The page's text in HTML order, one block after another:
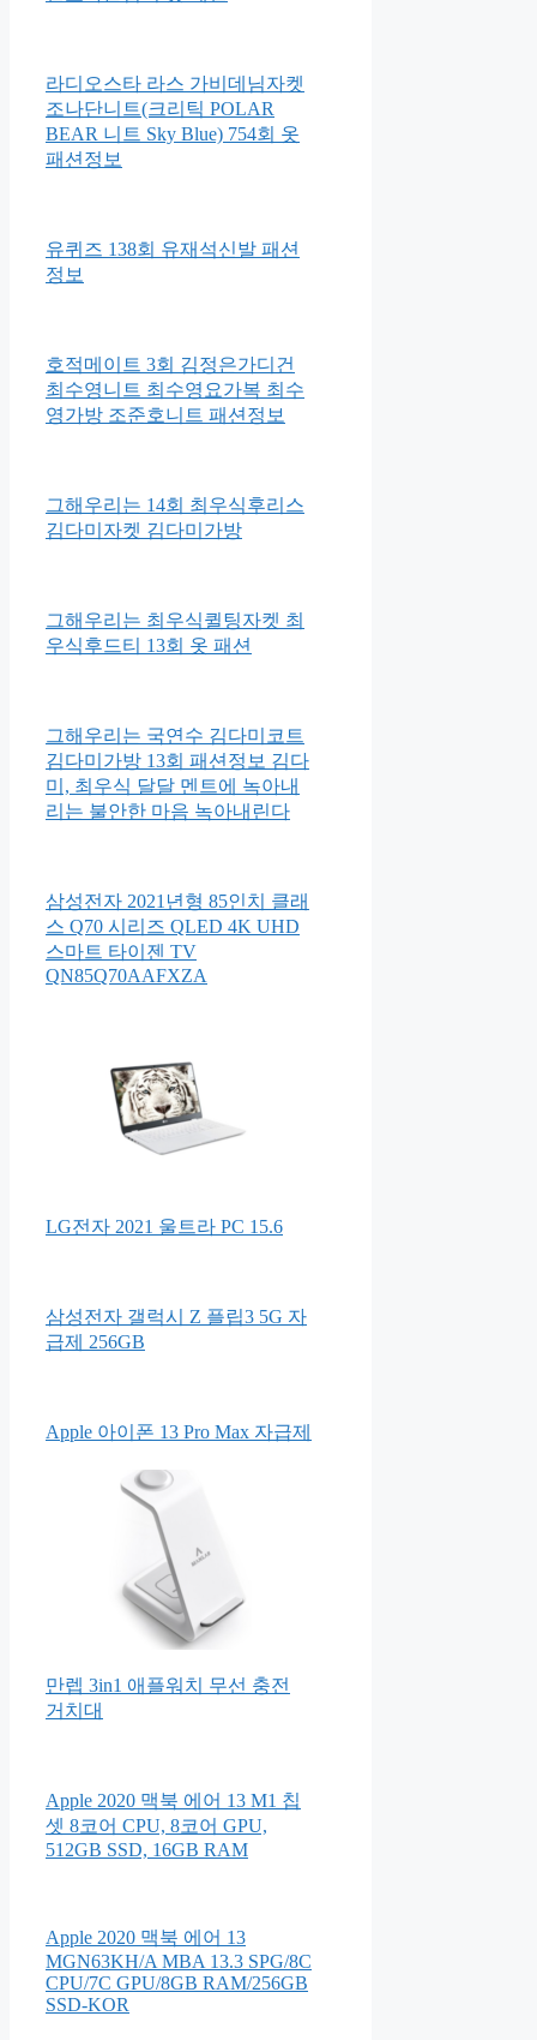
라디오스타 라스 가비데님자켓
조나단니트(크리틱 POLAR
BEAR 니트 Sky Blue) 754회 옷
패션정보
유퀴즈 138회 유재석신발 패션
정보
호적메이트 3회 김정은가디건
최수영니트 최수영요가복 최수
영가방 조준호니트 패션정보
그해우리는 14회 최우식후리스
김다미자켓 김다미가방
그해우리는 최우식퀼팅자켓 최
우식후드티 13회 옷 패션
그해우리는 국연수 김다미코트
김다미가방 13회 패션정보 김다
미, 최우식 달달 멘트에 녹아내
리는 불안한 마음 녹아내린다
삼성전자 2021년형 85인치 클래
스 Q70 시리즈 QLED 4K UHD
스마트 타이젠 TV
QN85Q70AAFXZA
LG전자 2021 울트라 PC 15.6
삼성전자 갤럭시 Z 플립3 5G 자
급제 256GB
Apple 아이폰 13 Pro Max 자급제
만렙 3in1 애플워치 무선 충전
거치대
Apple 2020 맥북 에어 13 M1 칩
셋 8코어 CPU, 8코어 GPU,
512GB SSD, 16GB RAM
Apple 2020 맥북 에어 13
MGN63KH/A MBA 13.3 SPG/8C
CPU/7C GPU/8GB RAM/256GB
SSD-KOR